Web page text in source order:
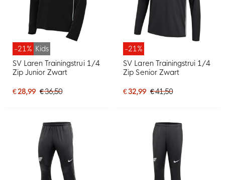
-21% Kids
SV Laren Trainingstrui 1/4
Zip Junior Zwart
€ 28,99 € 36,50
-21%
SV Laren Trainingstrui 1/4
Zip Senior Zwart
€ 32,99 € 41,50